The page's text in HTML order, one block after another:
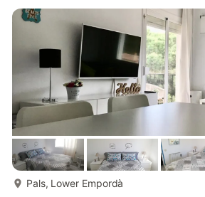
Pals, Lower Empordà